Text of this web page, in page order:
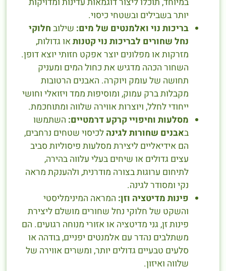
יותר בשבילים ובשטחי כיסוי.
בריכות נוי ואלמנטים של מים: שילוב חלוקי
נחל שחורים לבריכות נוי קטנותאו גדולות,
מזרקות או מפלונים יוצר אפקט חזותי יוצא דופן.
השחור הכהה מדגיש את כחול המים ומעניק
תחושה של עומק ויוקרה. האבנים הרטובות
מקבלות ברק עמוק, ומוסיפות ממד ויזואלי וחושי
ייחודי לחלל, ויוצרות אווירה שלווה ומתוחכמת.
מסלעות וחיפויי קרקע דרמטיים: השתמשו
באבנים שחורות לגינה לכיסוי שטחים נרחבים,
הם אידיאליים ליצירת מסלעות פיסוליות סביב
עצים גדולים או שיחים בעלי עלווה בהירה,
לתיחום ערוגות בצורה מודרנית, ולהענקת מראה
נקי ומסודר לגינה.
פינות מדיטציה וזן: המראה המינימליסטי
והשקט של חלוקי נחל שחורים מושלם ליצירת
פינות זן, גני מדיטציה או אזורי מנוחה רגועים. הם
משתלבים נהדר עם אלמנטים יפניים, בודהה או
סלעים טבעיים גדולים יותר, ומשרים אווירה של
שלווה ואיזון.